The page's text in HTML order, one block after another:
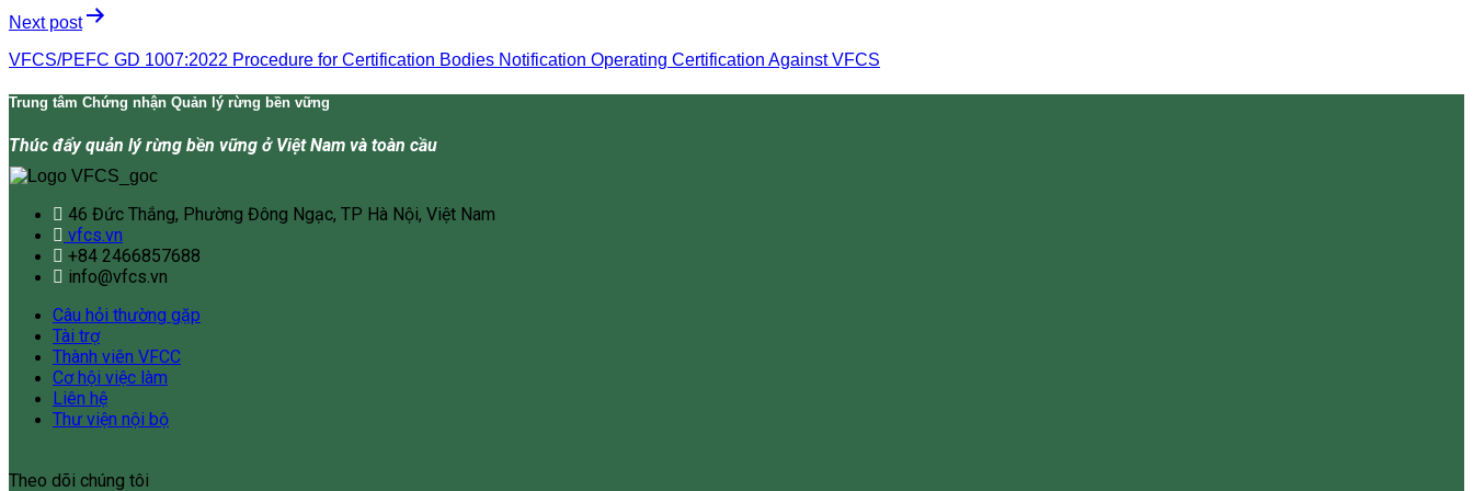
Next post
VFCS/PEFC GD 1007:2022 Procedure for Certification Bodies Notification Operating Certification Against VFCS
Trung tâm Chứng nhận Quản lý rừng bền vững
Thúc đẩy quản lý rừng bền vững ở Việt Nam và toàn cầu
46 Đức Thắng, Phường Đông Ngạc, TP Hà Nội, Việt Nam
vfcs.vn
+84 2466857688
info@vfcs.vn
Câu hỏi thường gặp
Tài trợ
Thành viên VFCC
Cơ hội việc làm
Liên hệ
Thư viện nội bộ
Theo dõi chúng tôi